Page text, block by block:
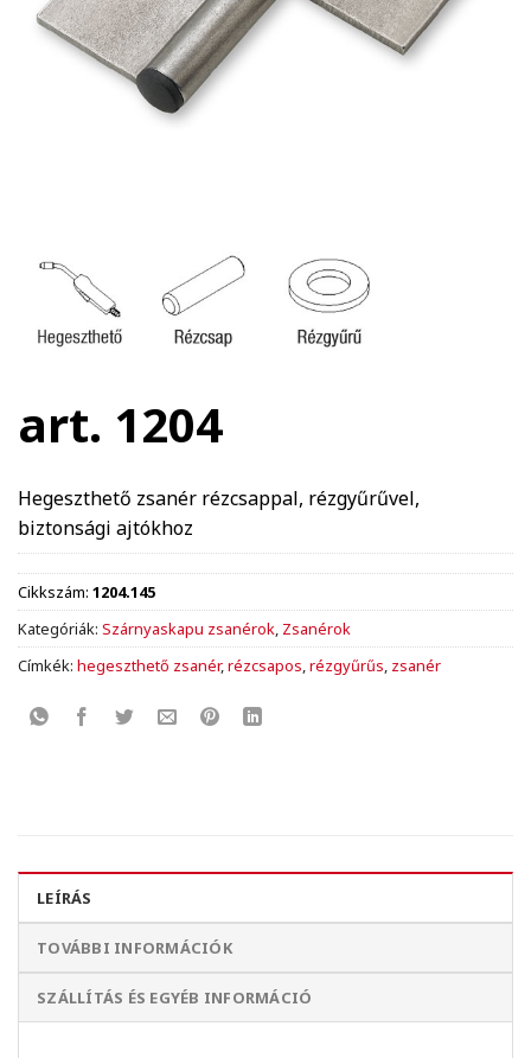
art. 1204
Hegeszthető zsanér rézcsappal, rézgyűrűvel,
biztonsági ajtókhoz
Cikkszám: 1204.145
Kategóriák: Szárnyaskapu zsanérok Zsanérok
Címkék: hegeszthető zsanér, rézcsapos rézgyűrűs zsanér
LEÍRÁS
TOVÁBBI INFORMÁCIÓK
SZÁLLÍTÁS ÉS EGYÉB INFORMÁCIÓ